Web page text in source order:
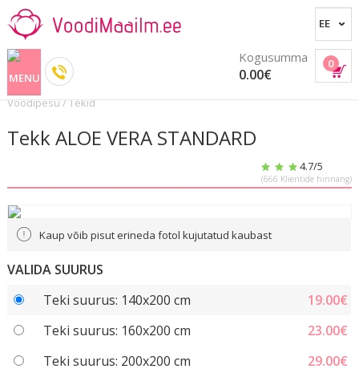
0
Kogusumma
0.00€
Voodipesu/Tekid
Tekk ALOE VERA STANDARD
4.7/5
(666 Klientide hinnang)
Kaup võib pisut erineda fotol kujutatud kaubast
VALIDA SUURUS
Teki suurus: 140x200 cm
19.00€
Teki suurus: 160x200 cm
23.00€
Teki suurus: 200x200 cm
29.00€